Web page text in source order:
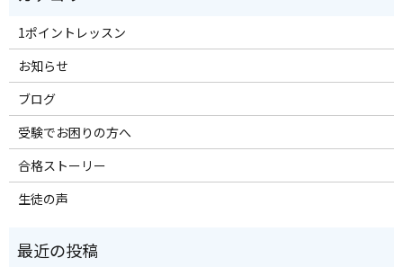
1ポイントレッスン
お知らせ
ブログ
受験でお困りの方へ
合格ストーリー
生徒の声